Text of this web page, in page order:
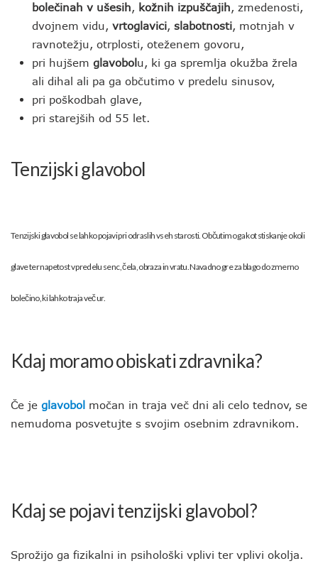
bolečinah v ušesih, kožnih izpuščajih, zmedenosti,
dvojnem vidu, vrtoglavici, slabotnosti, motnjah v
ravnotežju, otrplosti, oteženem govoru,
pri hujšem glavobol u, ki ga spremlja okužba žrela
ali dihal ali pa ga občutimo v predelu sinusov,
pri poškodbah glave,
pri starejših od 55 let.
Tenzijski glavobol
Tenzijskiglavobol se lahko pojavi pri odraslih vseh starosti. Občutimo ga kot stiskanje okoli
glave ter napetost v predelu senc, čela, obraza in vratu. Navadno gre za blago do zmerno
bolečino, ki lahko traja več ur.
Kdaj moramo obiskati zdravnika?
Če je glavobol močan in traja več dni ali celo tednov, se
nemudoma posvetujte s svojim osebnim zdravnikom.
Kdaj se pojavi tenzijski glavobol?
Sprožijo ga fizikalni in psihološki vplivi ter vplivi okolja.